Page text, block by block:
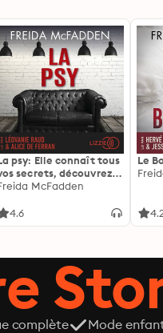
psy: Elle connaît tous
secrets, découvrez
siens ...McFadden
4.6
Le
complète Mode